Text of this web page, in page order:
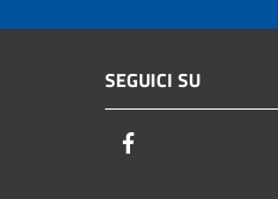
SEGUICI SU